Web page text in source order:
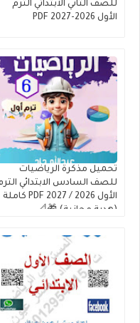
للصف الثاني الابتدائي الترم
الأول 2026-2027 PDF
تحميل مذكرة الرياضيات
للصف السادس الابتدائي الترم
الأول 2026 / 2027 PDF كاملة
(هدية مجانية) 🎁📐